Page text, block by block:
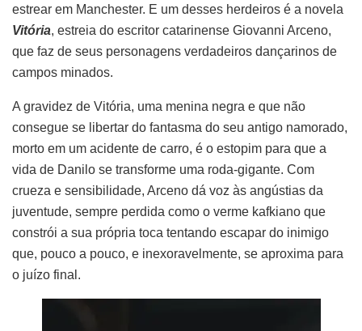
estrear em Manchester. E um desses herdeiros é a novela
Vitória, estreia do escritor catarinense Giovanni Arceno,
que faz de seus personagens verdadeiros dançarinos de
campos minados.
A gravidez de Vitória, uma menina negra e que não
consegue se libertar do fantasma do seu antigo namorado,
morto em um acidente de carro, é o estopim para que a
vida de Danilo se transforme uma roda-gigante. Com
crueza e sensibilidade, Arceno dá voz às angústias da
juventude, sempre perdida como o verme kafkiano que
constrói a sua própria toca tentando escapar do inimigo
que, pouco a pouco, e inexoravelmente, se aproxima para
o juízo final.